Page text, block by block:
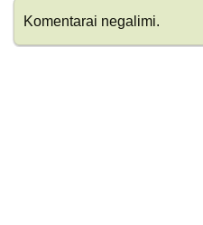
Komentarai negalimi.